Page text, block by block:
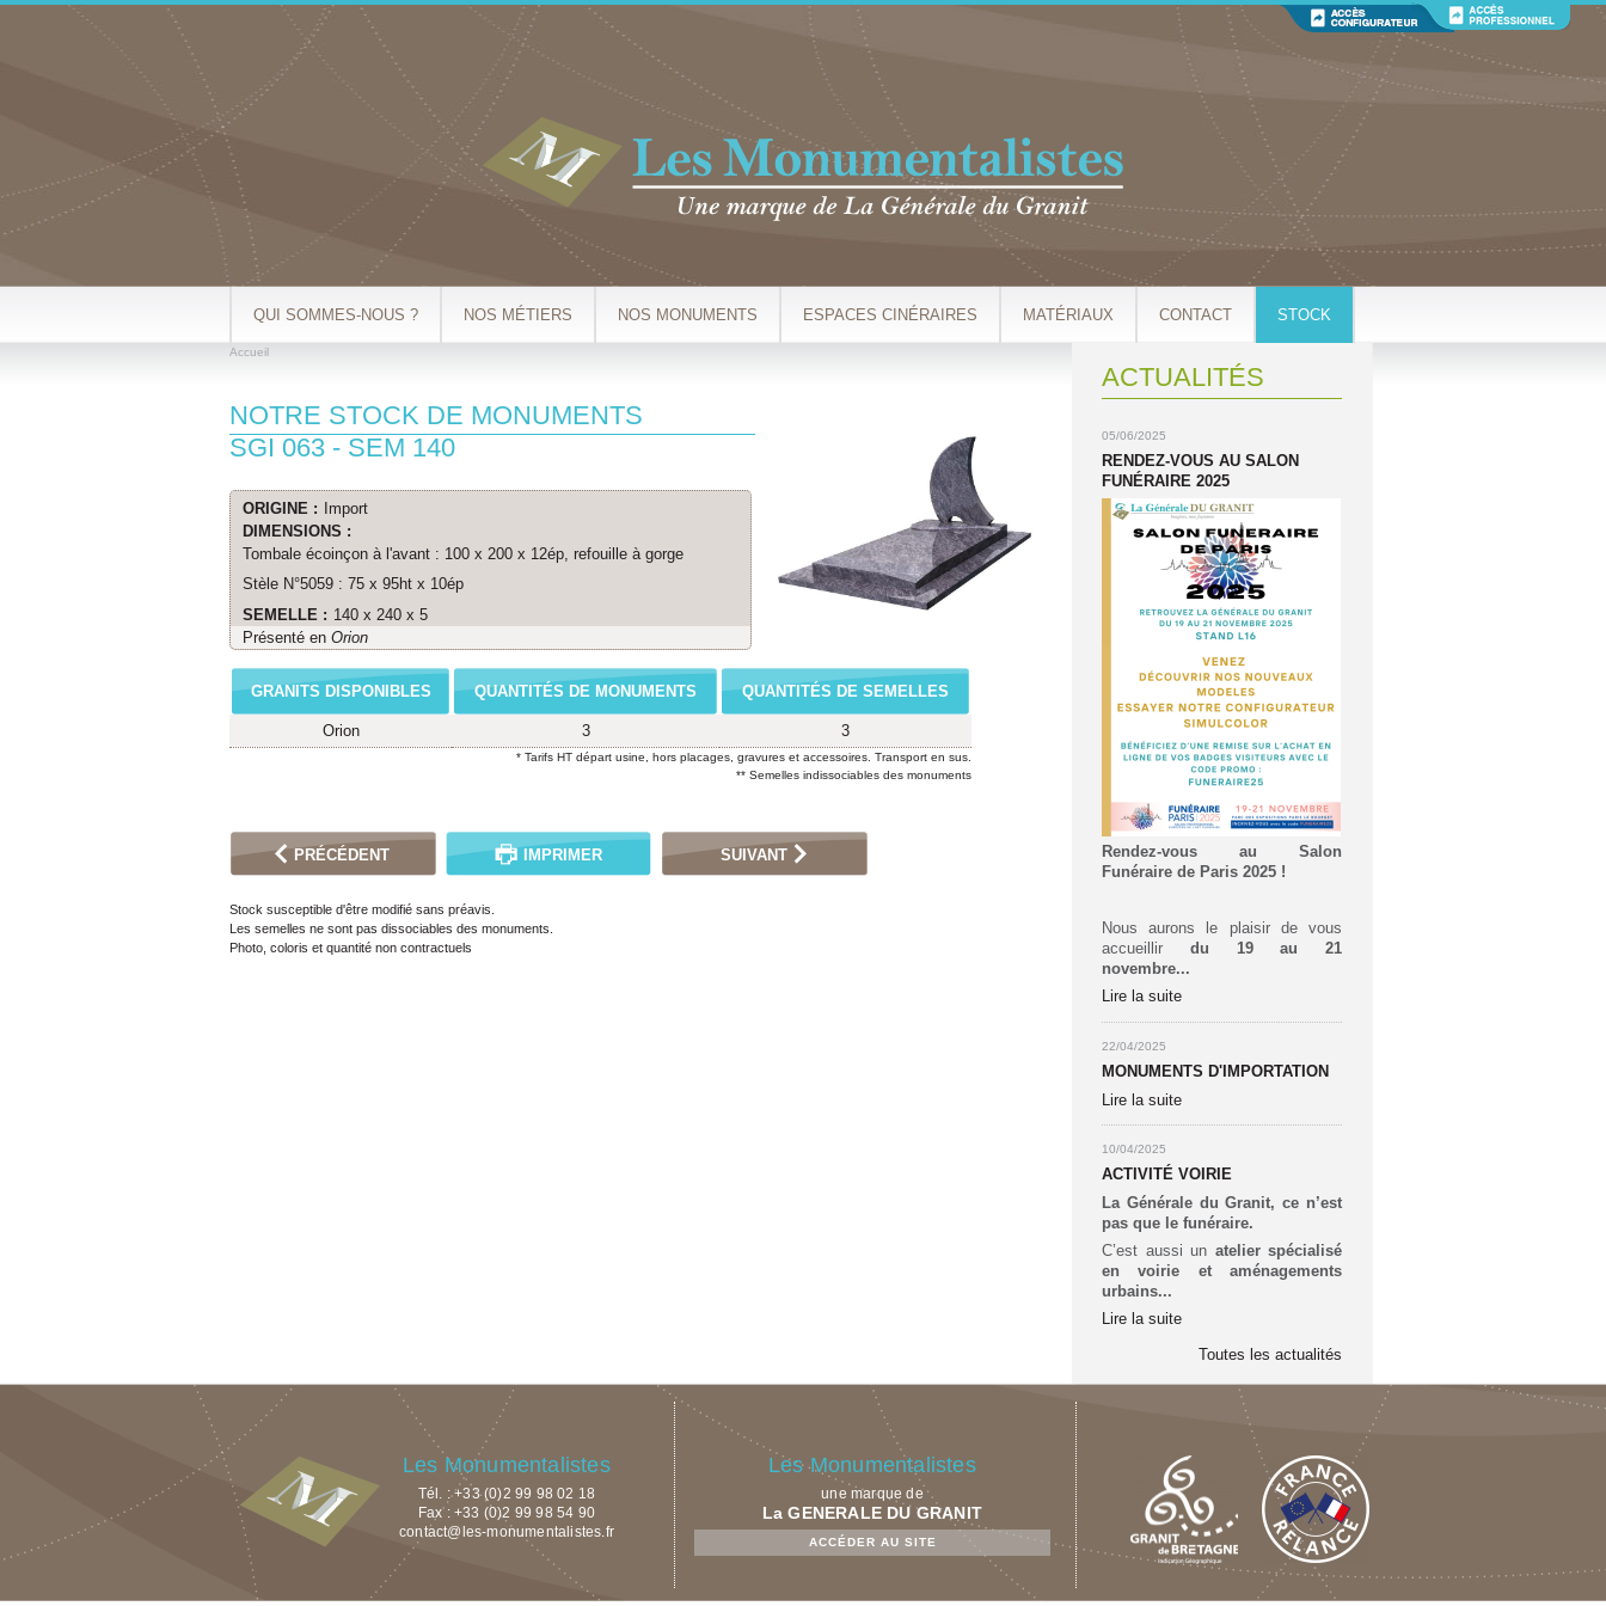
QUI SOMMES-NOUS ? NOS MÉTIERS NOS MONUMENTS ESPACES CINÉRAIRES MATÉRIAUX CONTACT STOCK
Accueil
NOTRE STOCK DE MONUMENTS
SGI 063 - SEM 140
ORIGINE :
Import
DIMENSIONS :
Tombale écoinçon à l'avant : 100 x 200 x 12ép, refouille à gorge
Stèle N°5059 : 75 x 95ht x 10ép
SEMELLE : 140 x 240 x 5
Présenté en Orion
GRANITS DISPONIBLES QUANTITÉS DE MONUMENTS QUANTITÉS DE SEMELLES
Orion 3 3
* Tarifs HT départ usine, hors placages, gravures et accessoires. Transport en sus.
** Semelles indissociables des monuments
PRÉCÉDENT IMPRIMER SUIVANT
Stock susceptible d'être modifié sans préavis.
Les semelles ne sont pas dissociables des monuments.
Photo, coloris et quantité non contractuels
ACTUALITÉS
05/06/2025
RENDEZ-VOUS AU SALON
FUNÉRAIRE 2025
Rendez-vous au Salon
Funéraire de Paris 2025 !
Nous aurons le plaisir de vous
accueillir du 19 au 21
novembre...
Lire la suite
22/04/2025
MONUMENTS D'IMPORTATION
Lire la suite
10/04/2025
ACTIVITÉ VOIRIE
La Générale du Granit, ce n’est
pas que le funéraire.
C’est aussi un atelier spécialisé
en voirie et aménagements
urbains...
Lire la suite
Toutes les actualités
Les Monumentalistes
Tél. : +33 (0)2 99 98 02 18
Fax : +33 (0)2 99 98 54 90
contact@les-monumentalistes.fr
Les Monumentalistes
une marque de
La GENERALE DU GRANIT
ACCÉDER AU SITE